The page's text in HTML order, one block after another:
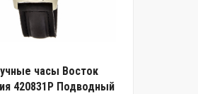
часы Восток
420831Р Подводный